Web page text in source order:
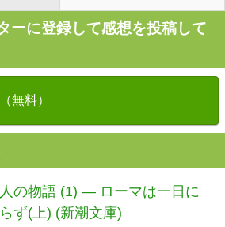
ーに登録して感想を投稿して
無料）
の物語 (1) ― ローマは一日に
ず(上) (新潮文庫)